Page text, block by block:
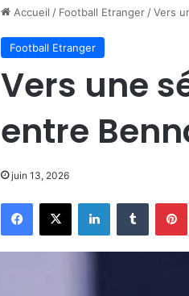
Accueil / Football Etranger /Vers
Football Etranger
Vers une
entre
juin 13, 2026
Facebook
X LinkedinTumblr